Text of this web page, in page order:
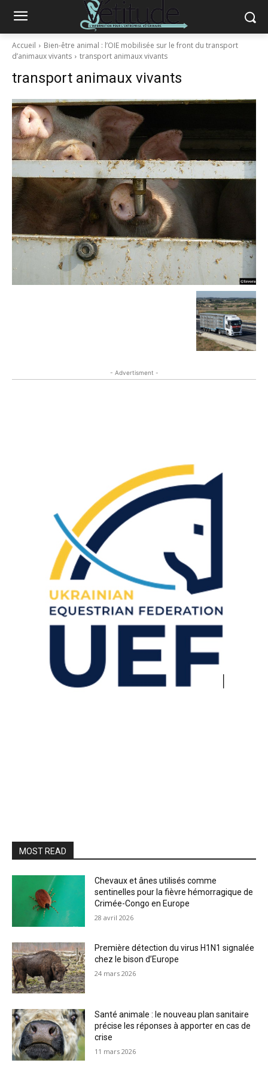
Accueil
Bien-être animal : l’OIE mobilisée sur le front du transport
d’animaux vivants
transport animaux vivants
transport animaux vivants
- Advertisment -
MOST READ
Chevaux et ânes utilisés comme
sentinelles pour la fièvre hémorragique de
Crimée-Congo en Europe
28 avril 2026
Première détection du virus H1N1 signalée
chez le bison d’Europe
24 mars 2026
Santé animale : le nouveau plan sanitaire
précise les réponses à apporter en cas de
crise
11 mars 2026